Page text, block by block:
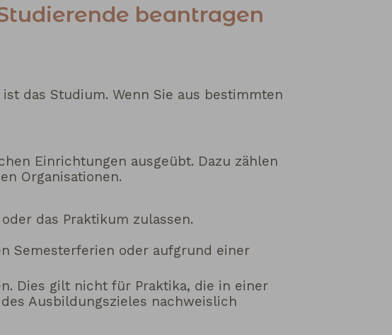
beantragen
das Studium. Wenn Sie aus bestimmten
Einrichtungen ausgeübt. Dazu zählen
Organisationen.
das Praktikum zulassen.
Semesterferien oder aufgrund einer
Dies gilt nicht für Praktika, die in einer
Ausbildungszieles nachweislich